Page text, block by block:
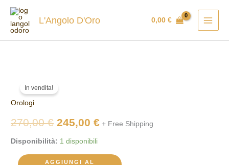
contenuto
L'Angolo D'Oro 0,00€
In vendita!
Orologi
270,00€ originale
era:
270,00 €.
245,00€ attuale
245,00 €.
+ Free Shipping
Disponibilità: 1 disponibili
uomo
Bulova
quantità
AGGIUNGI AL